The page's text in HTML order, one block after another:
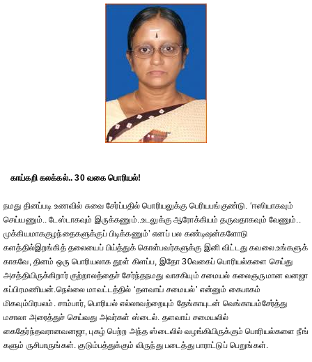
காய்கறி கலக்கல்.. 30 வகை பொரியல்!
நமது தினப்படி உணவில் சுவை சேர்ப்பதில் பொரியலுக்கு பெரியபங்குண்டு. ‘ஈஸியாகவும்
செய்யணும்.. டேஸ்டாகவும் இருக்கணும்..உடலுக்கு ஆரோக்கியம் தருவதாகவும் வேணும்..
முக்கியமாககுழந்தைகளுக்குப் பிடிக்கணும்’ எனப் பல கண்டிஷன்களோடு
களத்தில்இறங்கித் தலையைப் பிய்த்துக் கொள்பவர்களுக்கு இனி விட்டது கவலை.உங்களுக்
காகவே, தினம் ஒரு பொரியலாக தூள் கிளப்ப, இதோ 30வகைப் பொரியல்களை செய்து
அசத்தியிருக்கிறார் குற்றாலத்தைச் சேர்ந்தநமது வாசகியும் சமையல் கலைஞருமான வனஜா
சுப்பிரமணியன்.நெல்லை மாவட்டத்தில் ‘தளவாய் சமையல்’ என்னும் கைபாகம்
மிகவும்பிரபலம். சாம்பார், பொரியல் எல்லாவற்றையும் தேங்காயுடன் வெங்காயம்சேர்த்து
மசாலா அரைத்துச் செய்வது அவர்கள் ஸ்டைல். தளவாய் சமையலில்
கைதேர்ந்தவரானவனஜா, புகழ் பெற்ற அந்த ஸ்டைலில் வழங்கியிருக்கும் பொரியல்களை நீங்
களும் ருசிபாருங்கள். குடும்பத்துக்கும் விருந்து படைத்து பாராட்டுப் பெறுங்கள்.